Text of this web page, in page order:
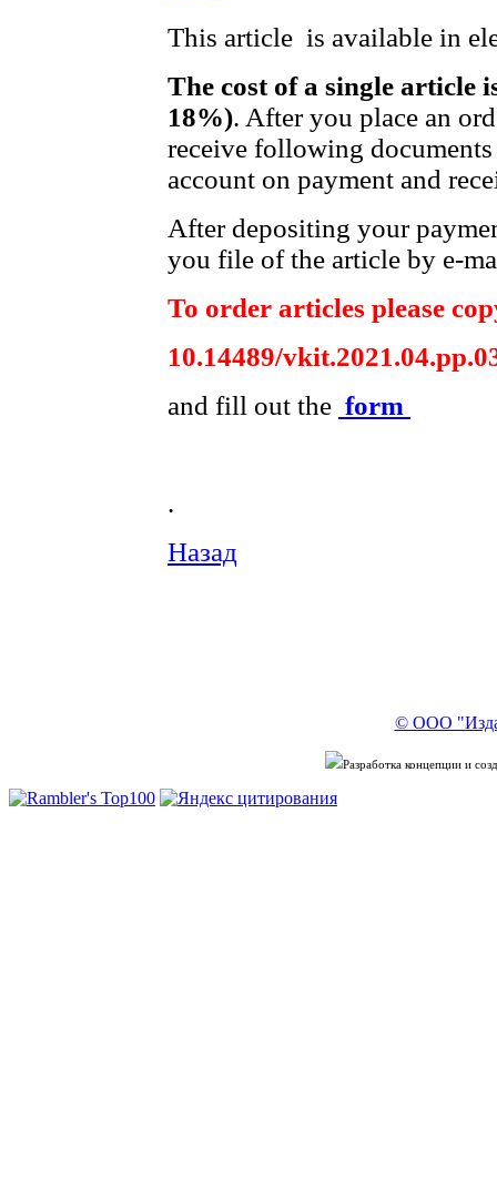
This article is available in
The cost of a single article
18%). After you place an
receive following
account on payment and
After depositing your
you file of the article by e-
To order articles please
10.14489/
and fill out the form
.
Назад
© ООО
Разработка концепции и